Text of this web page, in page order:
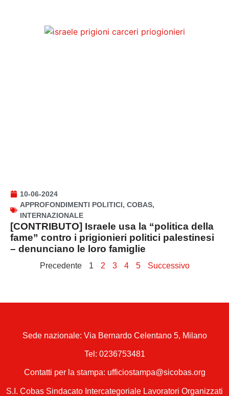
10-06-2024
APPROFONDIMENTI POLITICI, COBAS,
INTERNAZIONALE
[CONTRIBUTO] Israele usa la “politica della
fame” contro i prigionieri politici palestinesi
– denunciano le loro famiglie
Precedente 1 2 3 4 5 Successivo
Sede nazionale: Via Bernardo Celentano 5, Milano
Tel: 0236753481
Contatti per la stampa: ufficiostampa@sicobas.org
S.I. Cobas Sindacato Intercategoriale Lavoratori Organizzati